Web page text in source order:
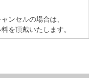
ンセルの場合は、
を頂戴いたします。